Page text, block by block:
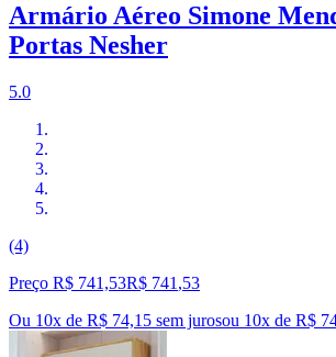
Armário Aéreo Simone
Portas Nesher
5.0
(4)
Preço R$ 741,53R$ 741 ,53
Ou 10x de R$ 74,15 sem jurosou 10x de R$